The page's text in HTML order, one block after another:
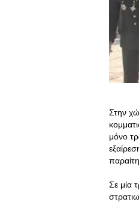
Στην
μόνο
Σε μία